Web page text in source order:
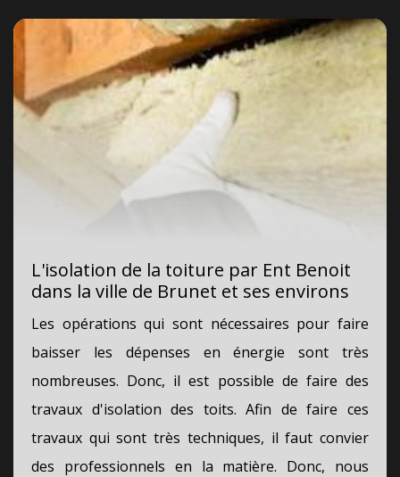
L'isolation de la toiture par Ent Benoit
dans la ville de Brunet et ses environs
Les opérations qui sont nécessaires pour faire
baisser les dépenses en énergie sont très
nombreuses. Donc, il est possible de faire des
travaux d'isolation des toits. Afin de faire ces
travaux qui sont très techniques, il faut convier
des professionnels en la matière. Donc, nous